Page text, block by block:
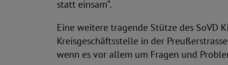
statt einsam“.
Eine weitere tragende Stütze des SoVD
Kreisgeschäftsstelle in der
wenn es vor allem um Fragen und